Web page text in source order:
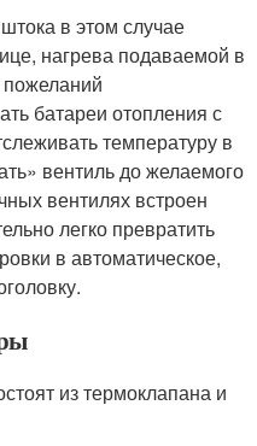
в этом случае
нагрева подаваемой в
батареи отопления с
температуру в
вентиль до желаемого
вентилях встроен
легко превратить
в автоматическое,
из термоклапана и